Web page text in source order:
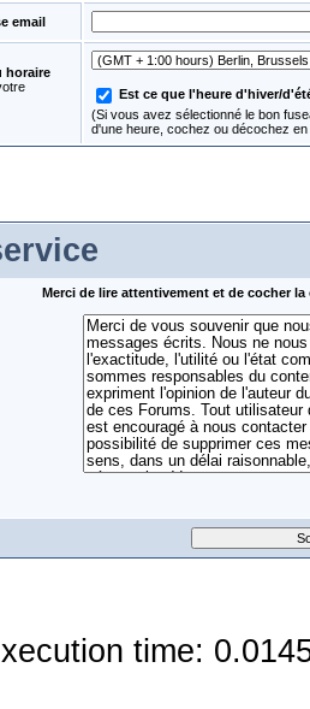
email
horaire
Est ce que l'heure d'hiver/
(Si vous avez sélectionné le bon
d'une heure, cochez ou décochez
Merci de lire attentivement et de cocher
time: